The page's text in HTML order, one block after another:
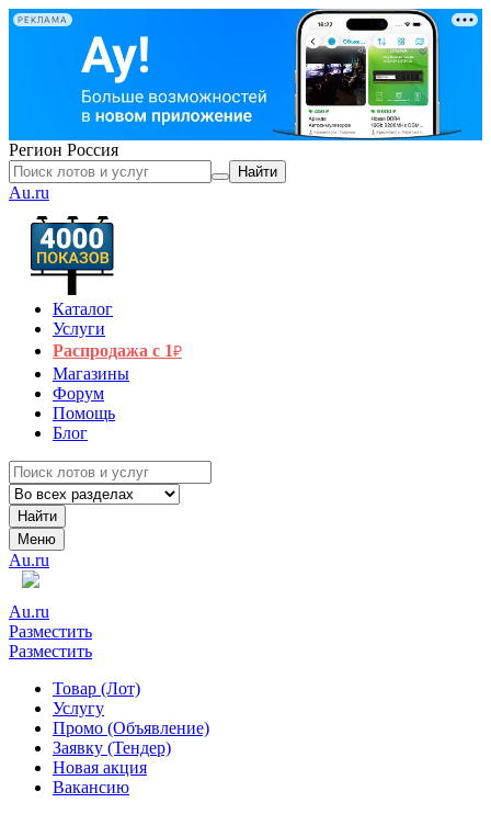
РЕКЛАМА
Регион Россия
Найти
Au.ru
Каталог
Услуги
Распродажа с 1₽
Магазины
Форум
Помощь
Блог
Найти
Меню
Au.ru
Au.ru
Разместить
Разместить
Товар (Лот)
Услугу
Промо (Объявление)
Заявку (Тендер)
Новая акция
Вакансию